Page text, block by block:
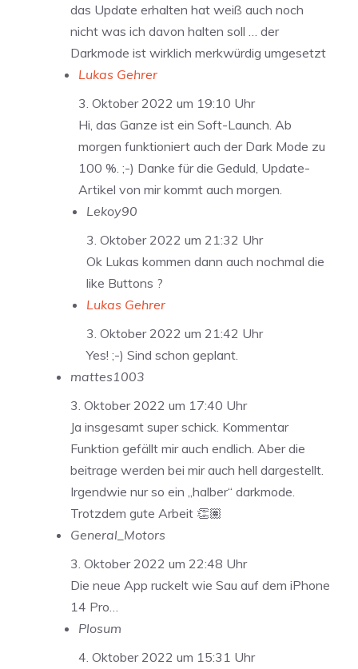
das Update erhalten hat weiß auch noch
nicht was ich davon halten soll … der
Darkmode ist wirklich merkwürdig umgesetzt
Lukas Gehrer
3. Oktober 2022 um 19:10 Uhr
Hi, das Ganze ist ein Soft-Launch. Ab
morgen funktioniert auch der Dark Mode zu
100 %. ;-) Danke für die Geduld, Update-
Artikel von mir kommt auch morgen.
Lekoy90
3. Oktober 2022 um 21:32 Uhr
Ok Lukas kommen dann auch nochmal die
like Buttons ?
Lukas Gehrer
3. Oktober 2022 um 21:42 Uhr
Yes! ;-) Sind schon geplant.
mattes1003
3. Oktober 2022 um 17:40 Uhr
Ja insgesamt super schick. Kommentar
Funktion gefällt mir auch endlich. Aber die
beitrage werden bei mir auch hell dargestellt.
Irgendwie nur so ein „halber“ darkmode.
Trotzdem gute Arbeit 👏🏽
General_Motors
3. Oktober 2022 um 22:48 Uhr
Die neue App ruckelt wie Sau auf dem iPhone
14 Pro…
Plosum
4. Oktober 2022 um 15:31 Uhr